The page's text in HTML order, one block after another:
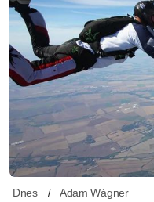
Dnes Adam Wágner